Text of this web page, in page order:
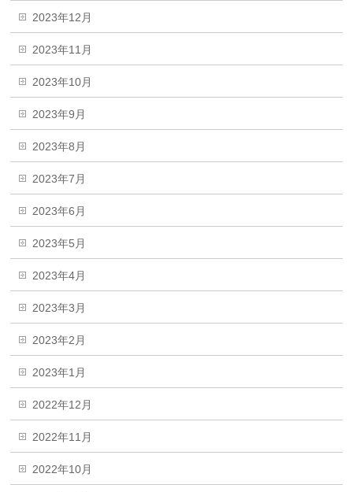
2023年12月
2023年11月
2023年10月
2023年9月
2023年8月
2023年7月
2023年6月
2023年5月
2023年4月
2023年3月
2023年2月
2023年1月
2022年12月
2022年11月
2022年10月